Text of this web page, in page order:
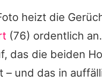
App
heizt die
(76) ordentlich
das die beiden
– und das in